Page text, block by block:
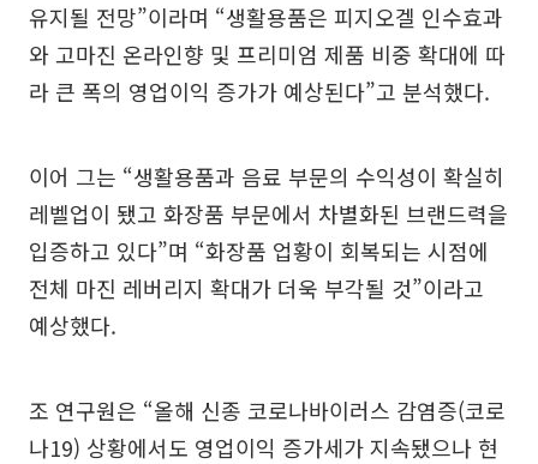
유지될 전망”이라며 “생활용품은 피지오겔 인수효과
와 고마진 온라인향 및 프리미엄 제품 비중 확대에 따
라 큰 폭의 영업이익 증가가 예상된다”고 분석했다.
이어 그는 “생활용품과 음료 부문의 수익성이 확실히
레벨업이 됐고 화장품 부문에서 차별화된 브랜드력을
입증하고 있다”며 “화장품 업황이 회복되는 시점에
전체 마진 레버리지 확대가 더욱 부각될 것”이라고
예상했다.
조 연구원은 “올해 신종 코로나바이러스 감염증(코로
나19) 상황에서도 영업이익 증가세가 지속됐으나 현